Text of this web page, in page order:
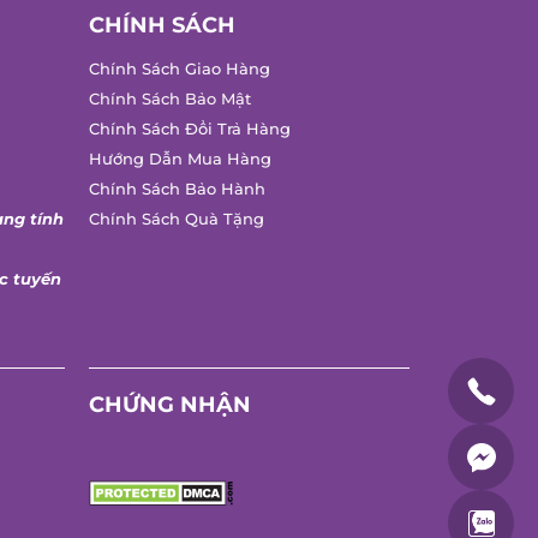
tính
tuyến
CHÍNH SÁCH
Chính Sách Giao Hàng
Chính Sách Bảo Mật
Chính Sách Đổi Trả Hàng
Hướng Dẫn Mua Hàng
Chính Sách Bảo Hành
Chính Sách Quà Tặng
CHỨNG NHẬN